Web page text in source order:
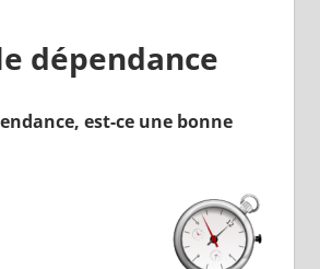
dépendance
est-ce une bonne